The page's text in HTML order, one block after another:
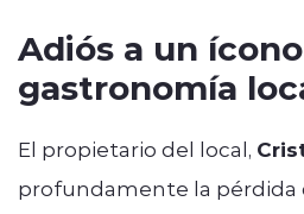
Adiós a un
gastronomía
El propietario del local,
profundamente la pérdida